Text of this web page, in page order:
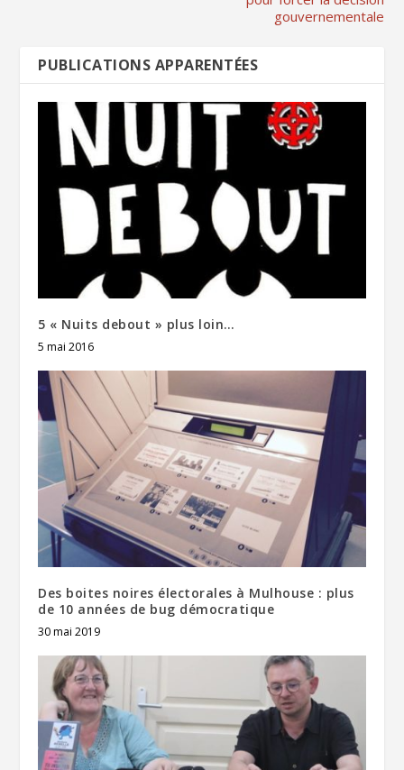
gouvernementale
PUBLICATIONS APPARENTÉES
5 « Nuits debout » plus loin…
5 mai 2016
Des boites noires électorales à Mulhouse : plus
de 10 années de bug démocratique
30 mai 2019